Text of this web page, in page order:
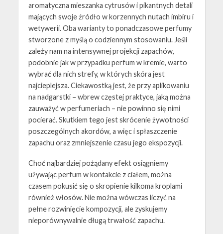
aromatyczna mieszanka cytrusów i pikantnych detali
mających swoje źródło w korzennych nutach imbiru i
wetywerii. Oba warianty to ponadczasowe perfumy
stworzone z myślą o codziennym stosowaniu. Jeśli
zależy nam na intensywnej projekcji zapachów,
podobnie jak w przypadku perfum w kremie, warto
wybrać dla nich strefy, w których skóra jest
najcieplejsza. Ciekawostką jest, że przy aplikowaniu
na nadgarstki – wbrew częstej praktyce, jaką można
zauważyć w perfumeriach – nie powinno się nimi
pocierać. Skutkiem tego jest skrócenie żywotności
poszczególnych akordów, a więc i spłaszczenie
zapachu oraz zmniejszenie czasu jego ekspozycji.
Choć najbardziej pożądany efekt osiągniemy
używając perfum w kontakcie z ciałem, można
czasem pokusić się o skropienie kilkoma kroplami
również włosów. Nie można wówczas liczyć na
pełne rozwinięcie kompozycji, ale zyskujemy
nieporównywalnie długą trwałość zapachu.